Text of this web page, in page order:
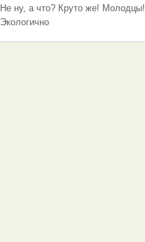
Не ну, а что? Круто же! Молодцы!
Экологично